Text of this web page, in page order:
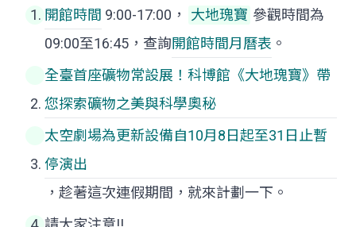
開館時間 9:00-17:00， 大地瑰寶 參觀時間為
09:00至16:45，查詢開館時間月曆表 。
全臺首座礦物常設展！科博館《大地瑰寶》帶
您探索礦物之美與科學奧秘
太空劇場為更新設備自10月8日起至31日止暫
停演出
，趁著這次連假期間，就來計劃一下。